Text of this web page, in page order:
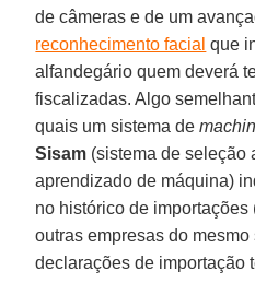
de câmeras e de um
reconhecimento facial que
alfandegário quem deverá
fiscalizadas. Algo
quais um sistema de
Sisam (sistema de seleção
aprendizado de máquina)
no histórico de importações
outras empresas do mesmo
declarações de importação